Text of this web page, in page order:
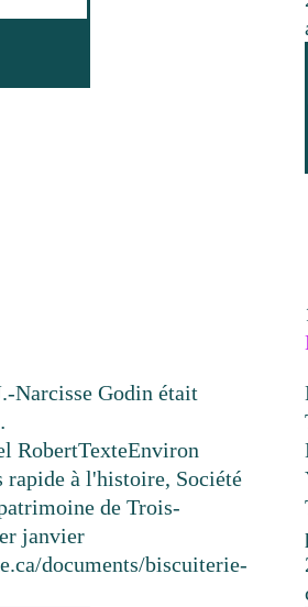
Narcisse Godin était
RobertTexteEnviron
rapide à l'histoire, Société
de Trois-
janvier
documents/biscuiterie-